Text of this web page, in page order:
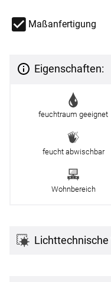
Maßanfertigung
Eigenschaften:
feuchtraum geeignet
feucht abwischbar
Wohnbereich
Lichttechnische